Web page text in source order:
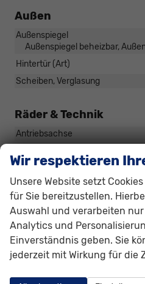
Außen
Außenspiegel
Außenspiegel beheizbar,
Hintertür (Art)
Scheiben, Verglasung
Räder & Technik
Antriebsachse
Fahrwerk- und
Antiblockiersystem (ABS),
Elektronisches Stabilitäts-
Traktionskontrolle (ASR/CTS/
Felgengröße
Felgentyp
Lautstärke externes
Wir respektieren
Unsere Website setzt
für Sie bereitzustellen.
Auswahl und verarbeiten
Analytics und
Einverständnis geben. Sie
jederzeit mit Wirkung für die